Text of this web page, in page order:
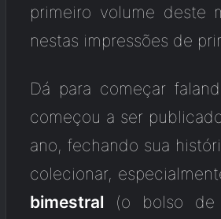
primeiro volume deste
nestas impressões de
Dá para começar
começou a ser
ano, fechando sua
colecionar,
bimestral (o bolso de